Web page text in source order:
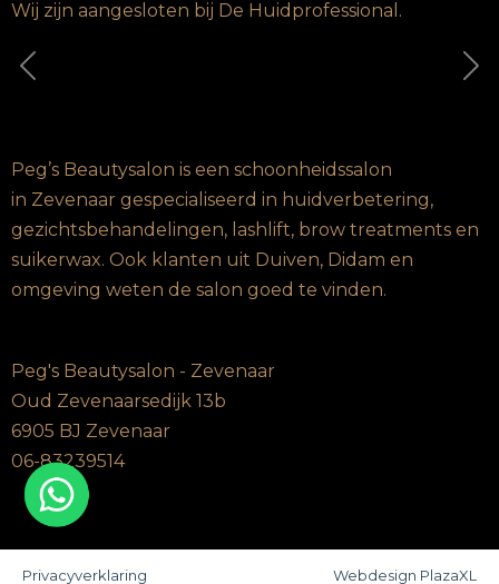
Wij zijn aangesloten bij De Huidprofessional.
Vorige
Peg’s Beautysalon is een schoonheidssalon
in Zevenaar gespecialiseerd in huidverbetering,
gezichtsbehandelingen, lashlift, brow treatments en
suikerwax. Ook klanten uit Duiven, Didam en
omgeving weten de salon goed te vinden.
Peg's Beautysalon - Zevenaar
Oud Zevenaarsedijk 13b
6905 BJ Zevenaar
06-83239514
Privacyverklaring Webdesign PlazaXL